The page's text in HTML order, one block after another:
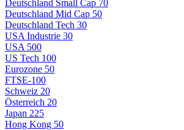
Deutschland Small Cap 70
Deutschland Mid Cap 50
Deutschland Tech 30
USA Industrie 30
USA 500
US Tech 100
Eurozone 50
FTSE-100
Schweiz 20
Österreich 20
Japan 225
Hong Kong 50